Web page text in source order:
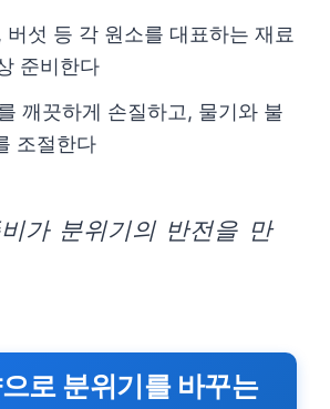
버섯 등 각 원소를 대표하는 재료
준비한다
깨끗하게 손질하고, 물기와 불
조절한다
가 분위기의 반전을 만
로 분위기를 바꾸는